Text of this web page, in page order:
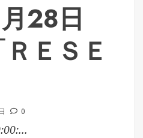
28日
ＲＥＳＥ
0